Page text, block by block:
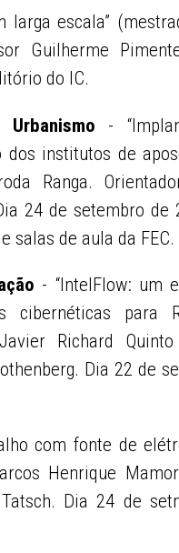
larga escala”
Guilherme
do IC.
-
institutos de
Ranga.
24 de setembro de
salas de aula da FEC.
- “IntelFlow: um
cibernéticas para
Richard
Dia 22 de
com fonte de
Henrique
Dia 24 de